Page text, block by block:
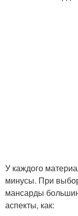
У каждого
минусы. При
мансарды
аспекты, как: